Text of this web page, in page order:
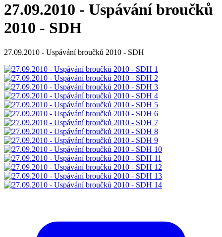
27.09.2010 - Uspávání broučků
2010 - SDH
27.09.2010 - Uspávání broučků 2010 - SDH